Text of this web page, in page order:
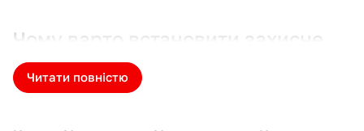
Чому варто встановити захисне
скло на ці моделі
iPhone SE (2020/2022), iPhone 8 та iPhone 7
Читати повністю